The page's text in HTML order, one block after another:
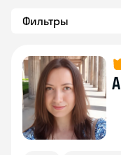
Фильтры